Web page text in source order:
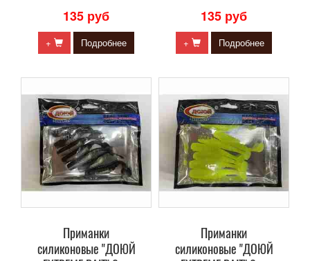
135 руб
+ Подробнее
135 руб
+ Подробнее
Приманки
силиконовые "ДОЮЙ
Приманки
силиконовые "ДОЮЙ